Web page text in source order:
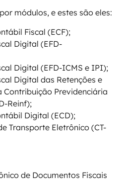
módulos, e estes são eles:
Fiscal (ECF);
Digital (EFD-
Digital (EFD-ICMS e IPI);
Digital das Retenções e
Contribuição Previdenciária
Reinf);
Digital (ECD);
Transporte Eletrônico (CT-
de Documentos Fiscais